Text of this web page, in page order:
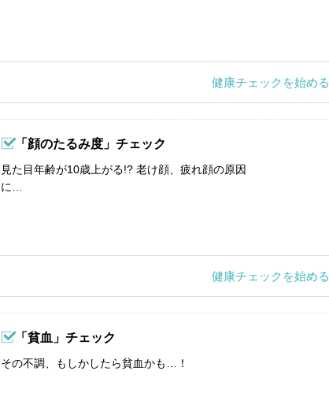
健康チェックを始める
「顔のたるみ度」チェック
見た目年齢が10歳上がる!? 老け顔、疲れ顔の原因
に…
健康チェックを始める
「貧血」チェック
その不調、もしかしたら貧血かも…！